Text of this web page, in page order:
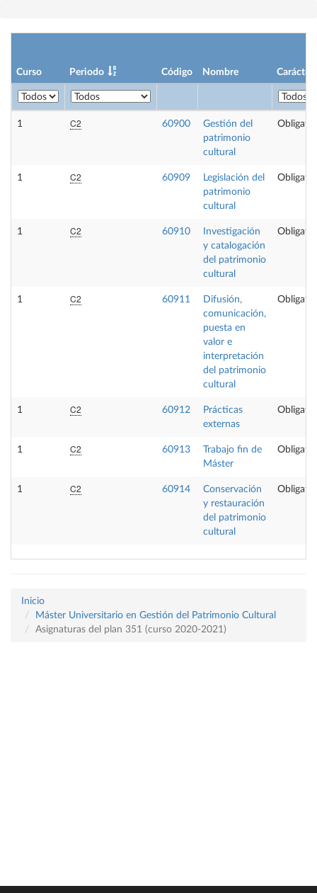
Curso Periodo Código Nombre Carácter
1 C2 60900
Gestión del
patrimonio
cultural
1 C2 60909
Legislación del
patrimonio
cultural
1 C2 60910
Investigación
y catalogación
del patrimonio
cultural
1 C2 60911
Difusión,
comunicación,
puesta en
valor e
interpretación
del patrimonio
cultural
1 C2 60912
Prácticas
externas
1 C2 60913
Trabajo fin de
Máster
1 C2 60914
Conservación
y restauración
del patrimonio
cultural
Inicio
Máster Universitario en Gestión del Patrimonio Cultural
Asignaturas del plan 351 (curso 2020-2021)